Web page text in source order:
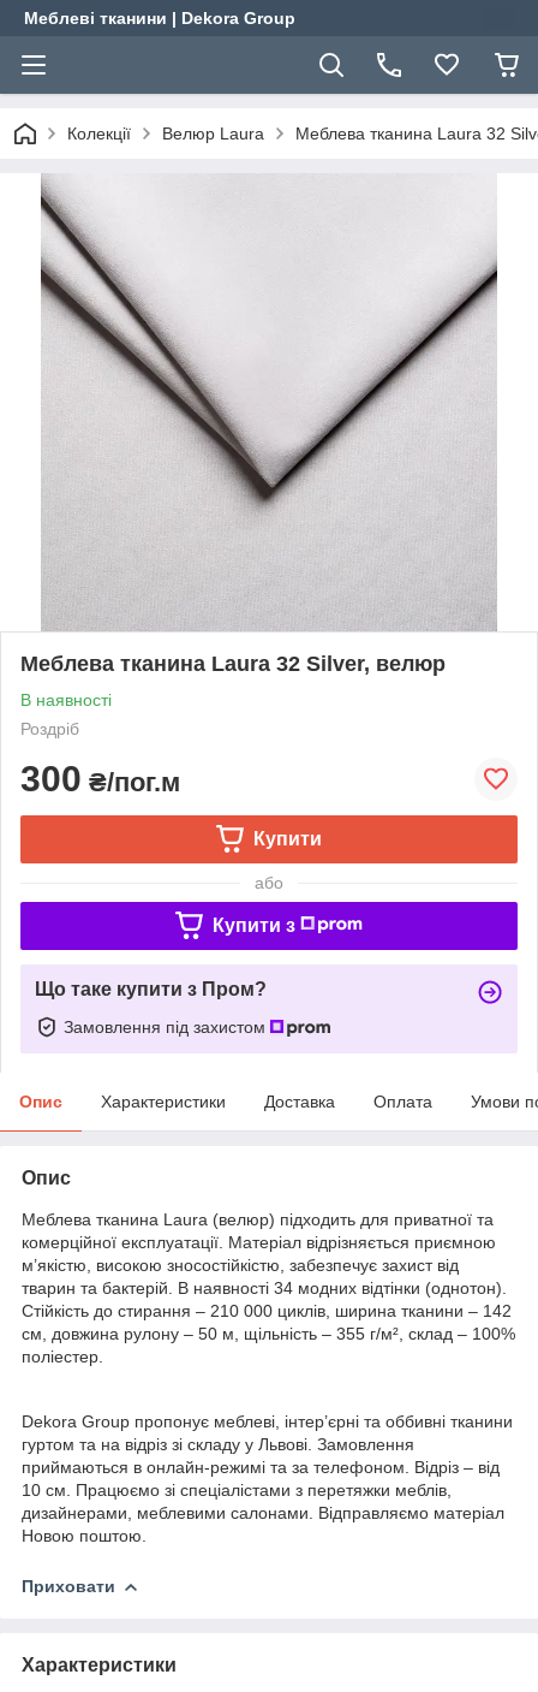
Меблеві тканини | Dekora Group
Колекції Велюр Laura Меблева тканина Laura 32
Меблева тканина Laura 32 Silver, велюр
В наявності
Роздріб
300 ₴/пог.м
Купити
або
Купити з
Що таке купити з Пром?
Замовлення під захистом
Опис Характеристики Доставка Оплата Умови
Опис
Меблева тканина Laura (велюр) підходить для приватної та
комерційної експлуатації. Матеріал відрізняється приємною
м’якістю, високою зносостійкістю, забезпечує захист від
тварин та бактерій. В наявності 34 модних відтінки (однотон).
Стійкість до стирання – 210 000 циклів, ширина тканини – 142
см, довжина рулону – 50 м, щільність – 355 г/м², склад – 100%
поліестер.
Dekora Group пропонує меблеві, інтер’єрні та оббивні тканини
гуртом та на відріз зі складу у Львові. Замовлення
приймаються в онлайн-режимі та за телефоном. Відріз – від
10 см. Працюємо зі спеціалістами з перетяжки меблів,
дизайнерами, меблевими салонами. Відправляємо матеріал
Новою поштою.
Приховати
Характеристики